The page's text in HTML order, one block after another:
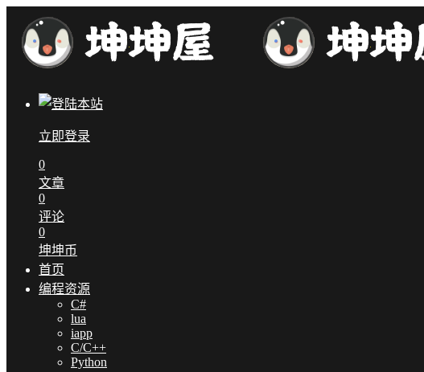
立即登录
0
文章
0
评论
0
坤坤币
首页
编程资源
C#
lua
iapp
C/C++
Python